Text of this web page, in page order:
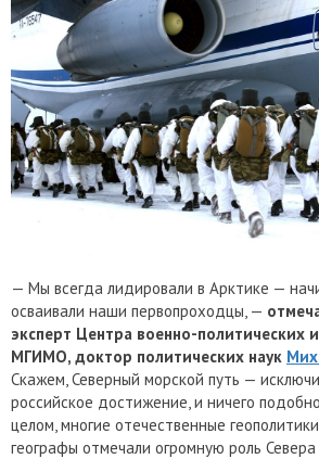
— Мы всегда лидировали в Арктике —
осваивали наши первопроходцы, —
эксперт Центра военно-политических
МГИМО, доктор политических наук
Скажем, Северный морской путь —
российское достижение, и ничего
целом, многие отечественные
географы отмечали огромную роль Севера